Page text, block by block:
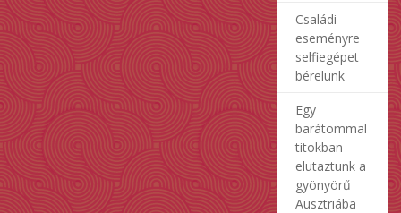
Családi
eseményre
selfiegépet
bérelünk
Egy
barátommal
titokban
elutaztunk a
gyönyörű
Ausztriába